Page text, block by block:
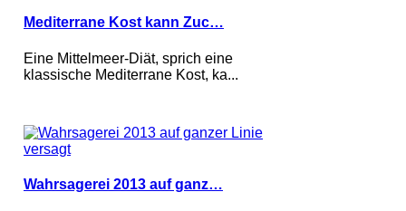
Mediterrane Kost kann Zuc…
Eine Mittelmeer-Diät, sprich eine
klassische Mediterrane Kost, ka...
Wahrsagerei 2013 auf ganz…